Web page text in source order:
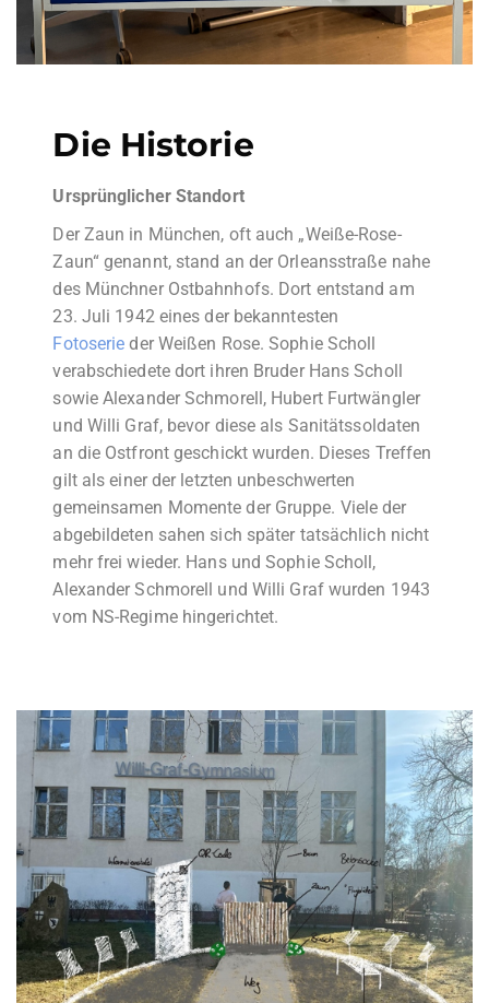
Die Historie
Ursprünglicher Standort
Der Zaun in München, oft auch „Weiße-Rose-
Zaun“ genannt, stand an der Orleansstraße nahe
des Münchner Ostbahnhofs. Dort entstand am
23. Juli 1942 eines der bekanntesten
Fotoserie der Weißen Rose. Sophie Scholl
verabschiedete dort ihren Bruder Hans Scholl
sowie Alexander Schmorell, Hubert Furtwängler
und Willi Graf, bevor diese als Sanitätssoldaten
an die Ostfront geschickt wurden. Dieses Treffen
gilt als einer der letzten unbeschwerten
gemeinsamen Momente der Gruppe. Viele der
abgebildeten sahen sich später tatsächlich nicht
mehr frei wieder. Hans und Sophie Scholl,
Alexander Schmorell und Willi Graf wurden 1943
vom NS-Regime hingerichtet.